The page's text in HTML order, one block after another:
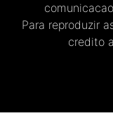
Para reproduzir
credito